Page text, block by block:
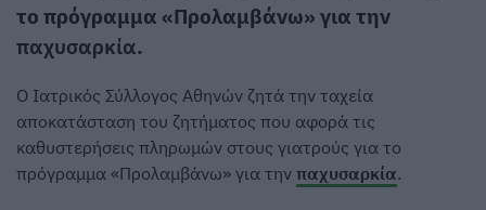
το πρόγραμμα «Προλαμβάνω» για την
παχυσαρκία.
Ο Ιατρικός Σύλλογος Αθηνών ζητά την ταχεία
αποκατάσταση του ζητήματος που αφορά τις
καθυστερήσεις πληρωμών στους γιατρούς για το
πρόγραμμα «Προλαμβάνω» για την παχυσαρκία.